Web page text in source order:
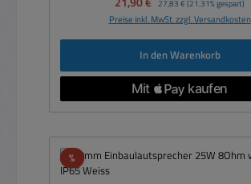
27,83 € (21.31% gespart)
Preise inkl. MwSt. zzgl. Versandkosten
In den Warenkorb
%Rabatt